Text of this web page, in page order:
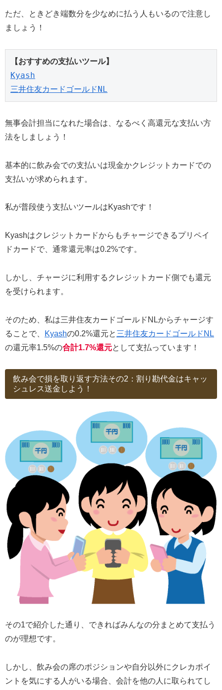
ただ、ときどき端数分を少なめに払う人もいるので注意し
ましょう！
【おすすめの支払いツール】
Kyash
三井住友カードゴールドNL
無事会計担当になれた場合は、なるべく高還元な支払い方
法をしましょう！
基本的に飲み会での支払いは現金かクレジットカードでの
支払いが求められます。
私が普段使う支払いツールはKyashです！
Kyashはクレジットカードからもチャージできるプリペイ
ドカードで、通常還元率は0.2%です。
しかし、チャージに利用するクレジットカード側でも還元
を受けられます。
そのため、私は三井住友カードゴールドNLからチャージす
ることで、
Kyashの0.2%還元と 三井住友カードゴールドNL
の還元率1.5%の合計1.7%還元として支払っています！
飲み会で損を取り返す方法その2：割り勘代金はキャッ
シュレス送金しよう！
その1で紹介した通り、できればみんなの分まとめて支払う
のが理想です。
しかし、飲み会の席のポジションや自分以外にクレカポイ
ントを気にする人がいる場合、会計を他の人に取られてし